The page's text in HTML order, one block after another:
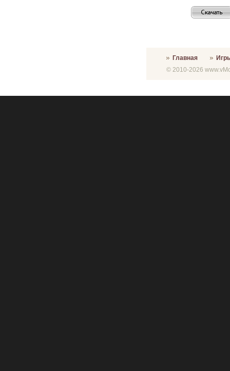
Главная
© 2010-2026